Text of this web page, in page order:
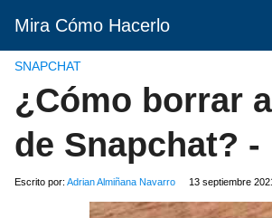
Mira Cómo Hacerlo
SNAPCHAT
¿Cómo borrar
de Snapchat? -
Escrito por: Adrian Almiñana Navarro 13 septiembre